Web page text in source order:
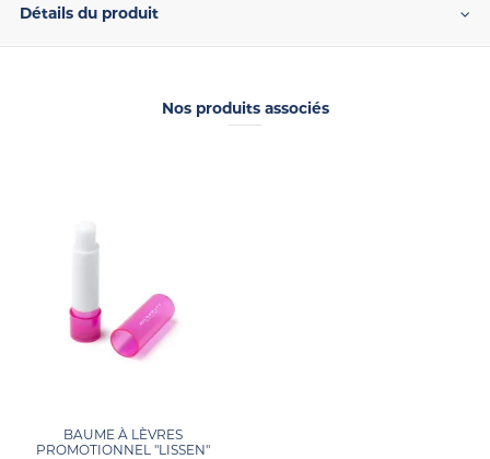
Détails du produit
Nos produits associés
BAUME À LÈVRES
PROMOTIONNEL "LISSEN"